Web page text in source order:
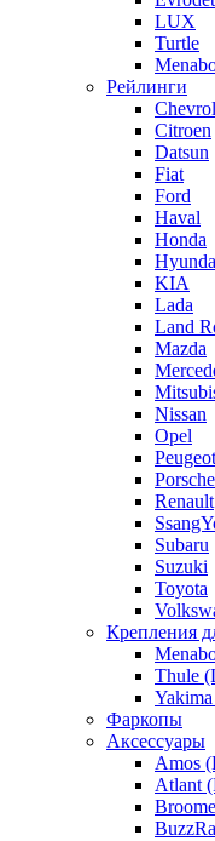
LUX
Turtle
Рейлинги
Citroen
Datsun
Fiat
Ford
Haval
Honda
KIA
Lada
Land
Mazda
Nissan
Opel
Peugeot
Porsche
Renault
Subaru
Suzuki
Toyota
Крепления
Thule
Фаркопы
Аксессуары
Amos
Atlant